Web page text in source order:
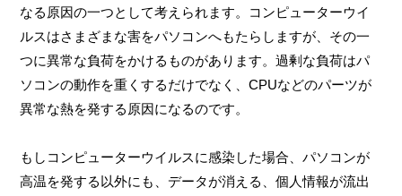
なる原因の一つとして考えられます。コンピューターウイ
ルスはさまざまな害をパソコンへもたらしますが、その一
つに異常な負荷をかけるものがあります。過剰な負荷はパ
ソコンの動作を重くするだけでなく、CPUなどのパーツが
異常な熱を発する原因になるのです。
もしコンピューターウイルスに感染した場合、パソコンが
高温を発する以外にも、データが消える、個人情報が流出